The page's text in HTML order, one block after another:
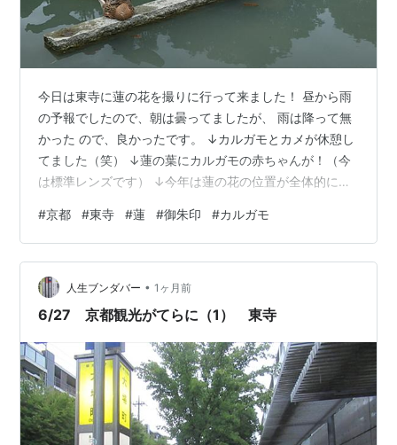
今日は東寺に蓮の花を撮りに行って来ました！ 昼から雨
の予報でしたので、朝は曇ってましたが、 雨は降って無
かった ので、良かったです。 ↓カルガモとカメが休憩し
てました（笑） ↓蓮の葉にカルガモの赤ちゃんが！（今
は標準レンズです） ↓今年は蓮の花の位置が全体的に高
た。 ↓ここから望遠レンズに変更！ 何かに威嚇している
ようでした。 ↓バックは紫陽花です。 ↓今日は第一日曜
日でしたので、ガラクタ市が開催されてました。 ↓御朱
印は各500円です。 ↓よろしかったら、下記バーナーを
クリックお願い致します。 ランキング参加中写真・カメ
#京都 #東寺 #蓮 #御朱印 #カルガモ
人生ブンダバー • 1ヶ月前
6/27 京都観光がてらに（1） 東寺